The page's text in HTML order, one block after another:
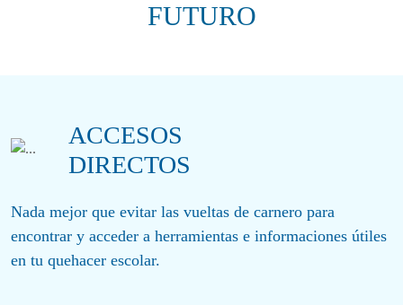
FUTURO
ACCESOS
DIRECTOS
Nada mejor que evitar las vueltas de carnero para
encontrar y acceder a herramientas e informaciones útiles
en tu quehacer escolar.